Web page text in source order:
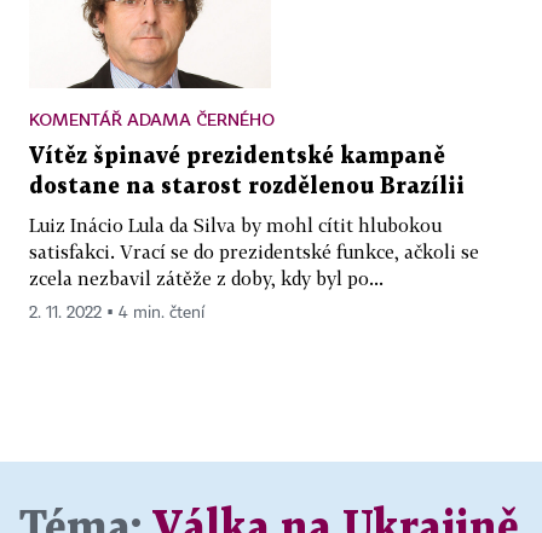
KOMENTÁŘ ADAMA ČERNÉHO
Vítěz špinavé prezidentské kampaně
dostane na starost rozdělenou Brazílii
Luiz Inácio Lula da Silva by mohl cítit hlubokou
satisfakci. Vrací se do prezidentské funkce, ačkoli se
zcela nezbavil zátěže z doby, kdy byl po...
2. 11. 2022 ▪ 4 min. čtení